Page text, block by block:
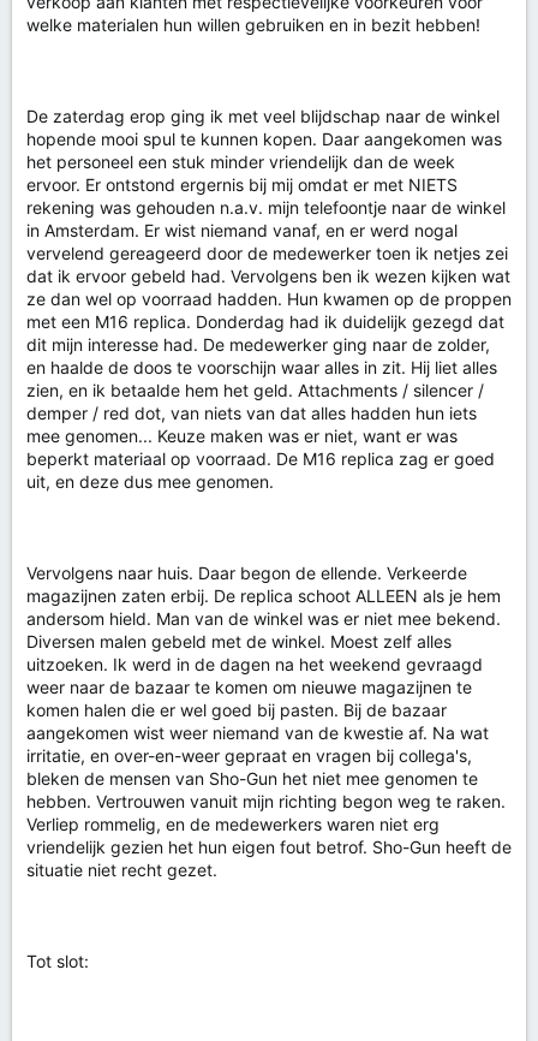
welke materialen hun willen gebruiken en in bezit hebben!
De zaterdag erop ging ik met veel blijdschap naar de winkel
hopende mooi spul te kunnen kopen. Daar aangekomen was
het personeel een stuk minder vriendelijk dan de week
ervoor. Er ontstond ergernis bij mij omdat er met NIETS
rekening was gehouden n.a.v. mijn telefoontje naar de winkel
in Amsterdam. Er wist niemand vanaf, en er werd nogal
vervelend gereageerd door de medewerker toen ik netjes zei
dat ik ervoor gebeld had. Vervolgens ben ik wezen kijken wat
ze dan wel op voorraad hadden. Hun kwamen op de proppen
met een M16 replica. Donderdag had ik duidelijk gezegd dat
dit mijn interesse had. De medewerker ging naar de zolder,
en haalde de doos te voorschijn waar alles in zit. Hij liet alles
zien, en ik betaalde hem het geld. Attachments / silencer /
demper / red dot, van niets van dat alles hadden hun iets
mee genomen... Keuze maken was er niet, want er was
beperkt materiaal op voorraad. De M16 replica zag er goed
uit, en deze dus mee genomen.
Vervolgens naar huis. Daar begon de ellende. Verkeerde
magazijnen zaten erbij. De replica schoot ALLEEN als je hem
andersom hield. Man van de winkel was er niet mee bekend.
Diversen malen gebeld met de winkel. Moest zelf alles
uitzoeken. Ik werd in de dagen na het weekend gevraagd
weer naar de bazaar te komen om nieuwe magazijnen te
komen halen die er wel goed bij pasten. Bij de bazaar
aangekomen wist weer niemand van de kwestie af. Na wat
irritatie, en over-en-weer gepraat en vragen bij collega's,
bleken de mensen van Sho-Gun het niet mee genomen te
hebben. Vertrouwen vanuit mijn richting begon weg te raken.
Verliep rommelig, en de medewerkers waren niet erg
vriendelijk gezien het hun eigen fout betrof. Sho-Gun heeft de
situatie niet recht gezet.
Tot slot: